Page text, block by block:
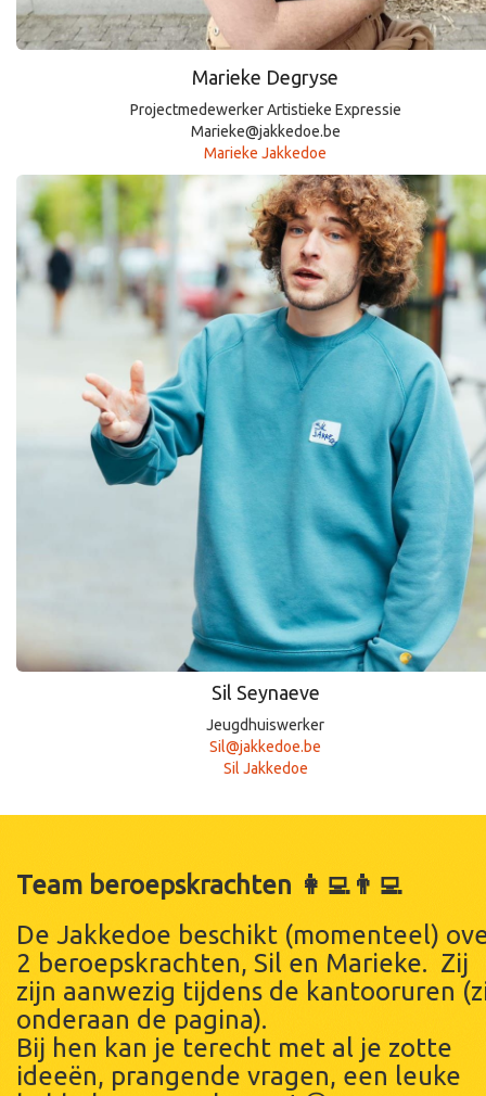
Marieke Degryse
Projectmedewerker Artistieke Expressie
Marieke@jakkedoe.be
Marieke Jakkedoe
Sil Seynaeve
Jeugdhuiswerker
Sil@jakkedoe.be
Sil Jakkedoe
Team beroepskrachten 👩‍💻👨‍💻
De Jakkedoe beschikt (momenteel)
2 beroepskrachten, Sil en Marieke. Zij
zijn aanwezig tijdens de kantooruren
onderaan de pagina).
Bij hen kan je terecht met al je zotte
ideeën, prangende vragen, een leuke